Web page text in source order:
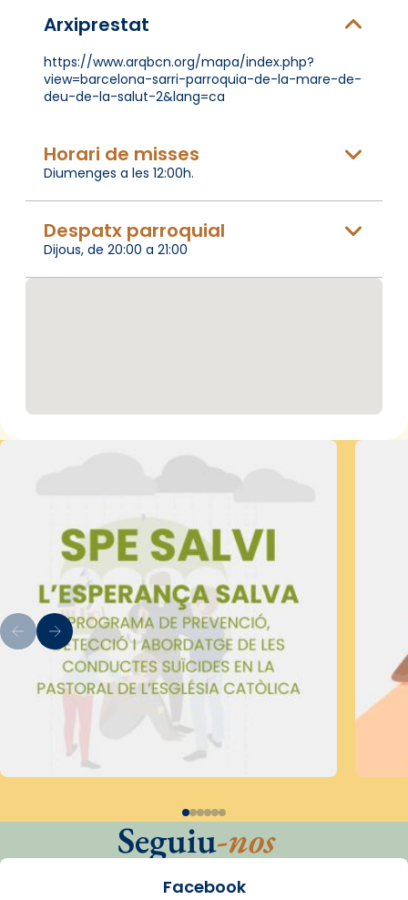
Arxiprestat
https://www.arqbcn.org/mapa/index.php?
view=barcelona-sarri-parroquia-de-la-mare-de-
deu-de-la-salut-2&lang=ca
Horari de misses
Diumenges a les 12:00h.
Despatx parroquial
Dijous, de 20:00 a 21:00
Seguiu-nos
Facebook